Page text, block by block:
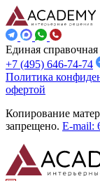
Единая
+7 (495) 646-74-74
Политика
офертой
Копирование
запрещено. E-mail: